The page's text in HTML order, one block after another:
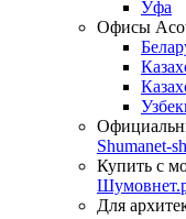
Уфа
Офисы
Shumanet-
Купить с
Для